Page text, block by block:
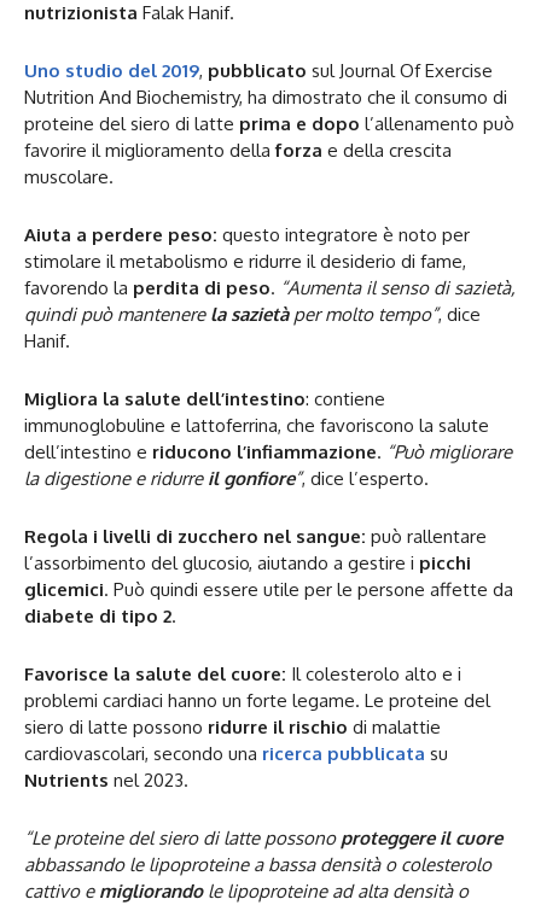
nutrizionista Falak Hanif.
Uno studio del 2019, pubblicato sul Journal Of Exercise
Nutrition And Biochemistry, ha dimostrato che il consumo di
proteine del siero di latte prima e dopo l’allenamento può
favorire il miglioramento dellaforza e della crescita
muscolare.
Aiuta a perdere peso: questo integratore è noto per
stimolare il metabolismo e ridurre il desiderio di fame,
favorendo la perdita di peso. “Aumenta il senso di sazietà,
quindi può mantenere la sazietàper molto tempo”, dice
Hanif.
Migliora la salute dell’intestino: contiene
immunoglobuline e lattoferrina, che favoriscono la salute
dell’intestino e riducono l’infiammazione. “Può migliorare
la digestione e ridurre il gonfiore”, dice l’esperto.
Regola i livelli di zucchero nel sangue: può rallentare
l’assorbimento del glucosio, aiutando a gestire i picchi
glicemici. Può quindi essere utile per le persone affette da
diabete di tipo 2.
Favorisce la salute del cuore: Il colesterolo alto e i
problemi cardiaci hanno un forte legame. Le proteine del
siero di latte possono ridurre il rischio di malattie
cardiovascolari, secondo una ricerca pubblicata su
Nutrients nel 2023.
“Le proteine del siero di latte possono proteggere il cuore
abbassando le lipoproteine a bassa densità o colesterolo
cattivo e migliorandole lipoproteine ad alta densità o